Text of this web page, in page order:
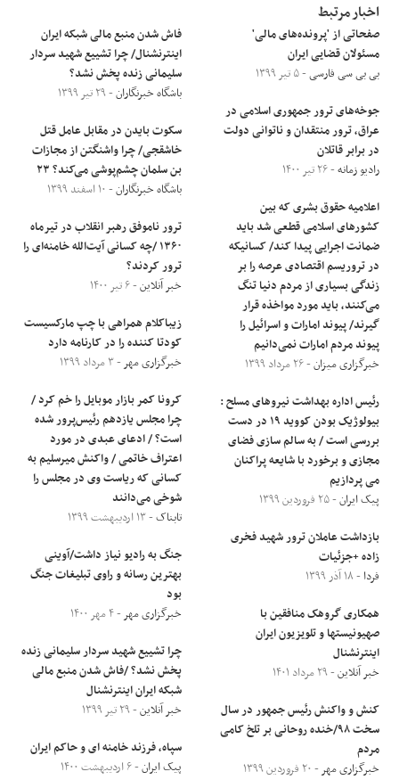
اخبار مرتبط
صفحاتی از 'پرونده‌های مالی'
مسئولان قضایی ایران
بی بی سی فارسی- ۵ تیر ۱۳۹۹
جوخه‌های ترور جمهوری اسلامی در
عراق، ترور منتقدان و ناتوانی دولت
در برابر قاتلان
رادیو زمانه- ۲۶ تیر ۱۴۰۰
اعلامیه حقوق بشری که بین
کشور‌های اسلامی قطعی شد باید
ضمانت اجرایی پیدا کند/ کسانیکه
در تروریسم اقتصادی عرصه را بر
زندگی بسیاری از مردم دنیا تنگ
می‌کنند، باید مورد مواخذه قرار
گیرند/ پیوند امارات و اسرائیل را
پیوند مردم امارات نمی‌دانیم
خبرگزاری میزان- ۲۶ مرداد ۱۳۹۹
رئیس اداره بهداشت نیروهای مسلح :
بیولوژیک بودن کووید ۱۹ در دست
بررسی است / به سالم سازی فضای
مجازی و برخورد با شایعه پراکنان
می پردازیم
پیک ایران- ۲۵ فروردین ۱۳۹۹
بازداشت عاملان ترور شهید فخری
زاده +جزئیات
فردا - ۱۸ آذر ۱۳۹۹
همکاری گروهک منافقین با
صهیونیستها و تلویزیون ایران
اینترنشنال
خبر آنلاین- ۲۹ مرداد ۱۴۰۱
کنش و واکنش رئیس جمهور در سال
سخت ۹۸/خنده روحانی بر تلخ کامی
مردم
خبرگزاری مهر- ۲۰ فروردین ۱۳۹۹
فاش شدن منبع مالی شبکه ایران
اینترنشنال/ چرا تشییع شهید سردار
سلیمانی زنده پخش نشد؟
باشگاه خبرنگاران- ۲۹ تیر ۱۳۹۹
سکوت بایدن در مقابل عامل قتل
خاشقجی/ چرا واشنگتن از مجازات
بن سلمان چشم‌پوشی می‌کند؟ ۲۳
باشگاه خبرنگاران- ۱۰ اسفند ۱۳۹۹
ترور ناموفق رهبر انقلاب در تیرماه
۱۳۶۰ /چه کسانی آیت‌الله خامنه‌ای را
ترور کردند؟
خبر آنلاین- ۶ تیر ۱۴۰۰
زیباکلام همراهی با چپ مارکسیست
کودتا کننده را در کارنامه دارد
خبرگزاری مهر- ۳ مرداد ۱۳۹۹
کرونا کمر بازار موبایل را خم کرد /
چرا مجلس یازدهم رئیس‌پرور شده
است؟ / ادعای عبدی در مورد
اعتراف خاتمی / واکنش میرسلیم به
کسانی که ریاست وی در مجلس را
شوخی می‌دانند
تابناک- ۱۳ اردیبهشت ۱۳۹۹
جنگ به رادیو نیاز داشت/آوینی
بهترین رسانه‌ و راوی تبلیغات جنگ
بود
خبرگزاری مهر- ۴ مهر ۱۴۰۰
چرا تشییع شهید سردار سلیمانی زنده
پخش نشد؟ /فاش شدن منبع مالی
شبکه ایران اینترنشنال
خبر آنلاین- ۲۹ تیر ۱۳۹۹
سپاه، فرزند خامنه ای و حاکم ایران
پیک ایران- ۶ اردیبهشت ۱۴۰۰